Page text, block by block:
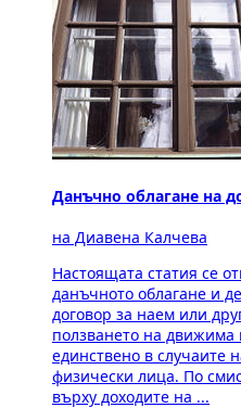
Данъчно облагане на
на Диавена Калчева
Настоящата статия се
данъчното облагане и
договор за наем или
ползването на
единствено в случаите
физически лица. По
върху доходите на ...